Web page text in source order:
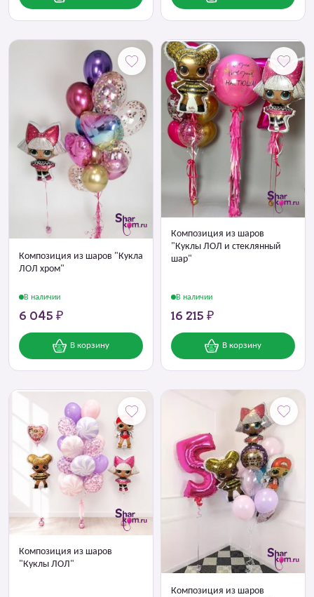
Композиция из шаров "Кукла
ЛОЛ хром"
В наличии
6 045 ₽
В корзину
Композиция из шаров
"Куклы ЛОЛ и стеклянный
шар"
В наличии
16 215 ₽
В корзину
Композиция из шаров
"Куклы ЛОЛ"
Композиция из шаров